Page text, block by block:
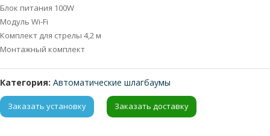
Блок питания 100W
Модуль Wi-Fi
Комплект для стрелы 4,2 м
Монтажный комплект
Категория: Автоматические шлагбаумы
Заказать установку Заказать доставку